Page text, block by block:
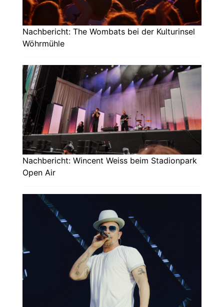
Nachbericht: The Wombats bei der Kulturinsel
Wöhrmühle
Nachbericht: Wincent Weiss beim Stadionpark
Open Air